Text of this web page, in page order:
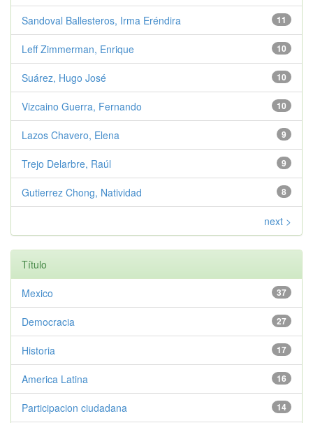
11
Sandoval Ballesteros, Irma Eréndira
10
Leff Zimmerman, Enrique
10
Suárez, Hugo José
10
Vizcaino Guerra, Fernando
9
Lazos Chavero, Elena
9
Trejo Delarbre, Raúl
8
Gutierrez Chong, Natividad
next >
Título
37
Mexico
27
Democracia
17
Historia
16
America Latina
14
Participacion ciudadana